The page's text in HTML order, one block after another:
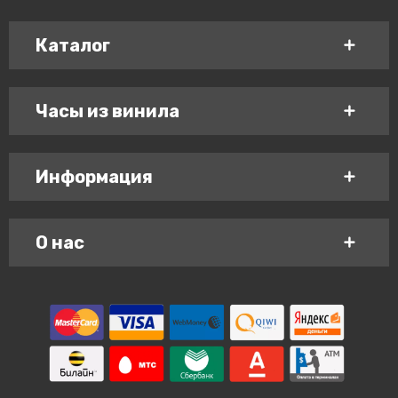
Каталог
Часы из винила
Информация
О нас